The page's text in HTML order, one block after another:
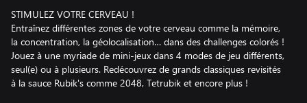
STIMULEZ VOTRE CERVEAU !
Entraînez différentes zones de votre cerveau comme la mémoire,
la concentration, la géolocalisation… dans des challenges colorés !
Jouez à une myriade de mini-jeux dans 4 modes de jeu différents,
seul(e) ou à plusieurs. Redécouvrez de grands classiques revisités
à la sauce Rubik's comme 2048, Tetrubik et encore plus !